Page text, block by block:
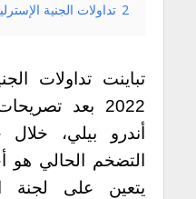
2 تداولات الجنية الإسترليني 19-
2022 بعد
أندرو بيلي،
التضخم الحالي هو
يتعين على لجنة